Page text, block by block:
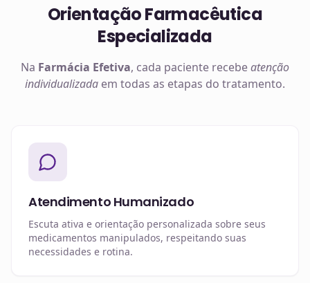
Orientação Farmacêutica
Especializada
Na Farmácia Efetiva, cada paciente recebeatenção
individualizada em todas as etapas do tratamento.
Atendimento Humanizado
Escuta ativa e orientação personalizada sobre seus
medicamentos manipulados, respeitando suas
necessidades e rotina.